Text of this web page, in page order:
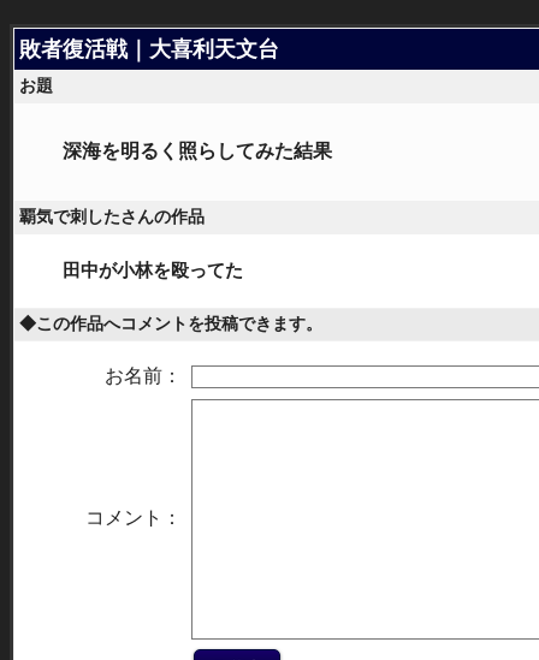
敗者復活戦｜大喜利天文台
お題
深海を明るく照らしてみた結果
覇気で刺したさんの作品
田中が小林を殴ってた
◆この作品へコメントを投稿できます。
お名前：
コメント：